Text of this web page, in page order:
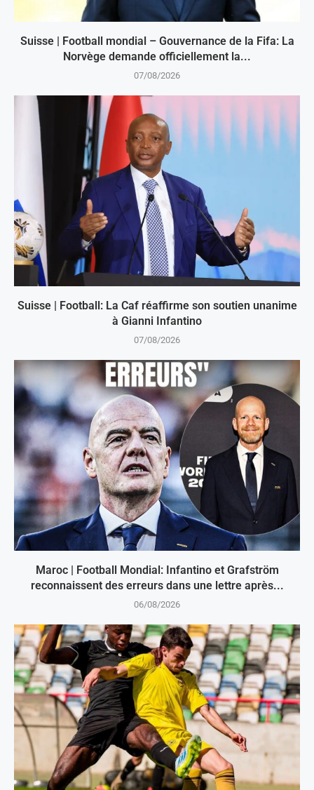
Suisse | Football mondial – Gouvernance de la Fifa: La
Norvège demande officiellement la...
07/08/2026
Suisse | Football: La Caf réaffirme son soutien unanime
à Gianni Infantino
07/08/2026
Maroc | Football Mondial: Infantino et Grafström
reconnaissent des erreurs dans une lettre après...
06/08/2026